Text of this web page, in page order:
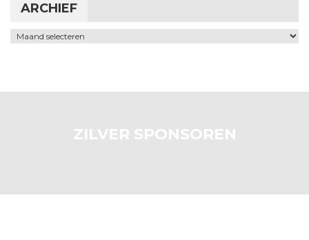
ARCHIEF
Archief
ZILVER SPONSOREN